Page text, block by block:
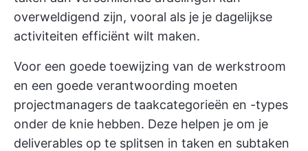
overweldigend zijn, vooral als je je dagelijkse
activiteiten efficiënt wilt maken.
Voor een goede toewijzing van de werkstroom
en een goede verantwoording moeten
projectmanagers de taakcategorieën en -types
onder de knie hebben. Deze helpen je om je
deliverables op te splitsen in taken en subtaken